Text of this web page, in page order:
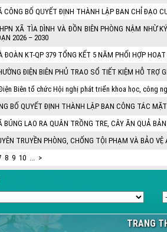
BỐ QUYẾT ĐỊNH THÀNH LẬP BAN CHỈ ĐẠO
XÃ TÌA DÌNH VÀ ĐỒN BIÊN PHÒNG NẬM NHỪ
2026 – 2030
ĐOÀN KT-QP 379 TỔNG KẾT 5 NĂM PHỐI HỢP
ĐIỆN BIÊN PHỦ TRAO SỔ TIẾT KIỆM HỖ TRỢ
Biên tổ chức Hội nghị phát triển khoa học, công
BỐ QUYẾT ĐỊNH THÀNH LẬP BAN CÔNG TÁC
LAO RA QUÂN TRỒNG TRE, CÂY ĂN QUẢ
TRUYỀN PHÒNG, CHỐNG TỘI PHẠM VÀ BẢO VỆ
8 9 10 ... >
TRANG